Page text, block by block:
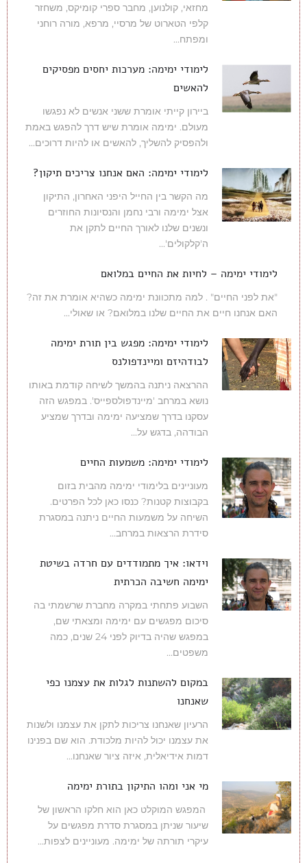
מחזאי, קולנוען, מחבר ספרי קומיקס, משחזר
קלפי הטארוט של מרסיי, מרפא, מורה רוחני
ומפתח...
לימודי ימימה: מערכות יחסים מפסיקים
להאשים
ביירון קייתי אומרת ששני אנשים לא נפגשו
מעולם. ימימה אומרת שיש דרך להפגש באמת
ולהפסיק להשליך, להאשים או להיות דרוכים...
לימודי ימימה: האם אנחנו צריכים תיקון?
מה הקשר בין החייל היפני האחרון, התיקון
אצל ימימה ורבי נחמן והנסיונות החוזרים
ונשנים שלנו לאורך החיים לתקן את
ה'קלקולים'...
לימודי ימימה – לחיות את החיים במלואם
"את לפני החיים" . למה מתכוונת ימימה כשהיא אומרת את זה?
האם אנחנו חיים את החיים שלנו במלואם? או שאולי...
לימודי ימימה: מפגש בין תורת ימימה
לבודהיזם ומיינדפולנס
ההרצאה ניתנה בהמשך לשיחה קודמת באותו
נושא במרחב 'מיינדפולספייס'. במפגש הזה
עסקנו בדרך שמציעה ימימה ובדרך שמציע
הבודהה, בדגש על...
לימודי ימימה: משמעות החיים
מעוניינים בלימודי ימימה מהבית בזום
בקבוצות קטנות? כנסו כאן לכל הפרטים.
השיחה על משמעות החיים ניתנה במסגרת
סידרת הרצאות במרחב...
וידאו: איך מתמודדים עם חרדה בשיטת
ימימה חשיבה הכרתית
השבוע פתחתי במקרה מחברת שרשמתי בה
סיכום מפגשים עם ימימה ומצאתי שם,
במפגש שהיה בדיוק לפני 24 שנים, כמה
משפטים...
במקום להשתנות לגלות את עצמנו כפי
שאנחנו
הרעיון שאנחנו צריכות לתקן את עצמנו ולשנות
את עצמנו יכול להיות מלכודת. הוא שם בפנינו
דמות אידיאלית, איזה ציור שאנחנו...
מי אני ומהו התיקון בתורת ימימה
המפגש המוקלט כאן הוא חלקו הראשון של
שיעור שניתן במסגרת סדרת מפגשים על
עיקרי תורתה של ימימה. מעוניינים לצפות...